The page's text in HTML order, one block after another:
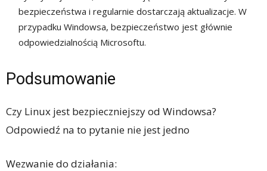
bezpieczeństwa i regularnie dostarczają aktualizacje. W
przypadku Windowsa, bezpieczeństwo jest głównie
odpowiedzialnością Microsoftu.
Podsumowanie
Czy Linux jest bezpieczniejszy od Windowsa?
Odpowiedź na to pytanie nie jest jedno
Wezwanie do działania: